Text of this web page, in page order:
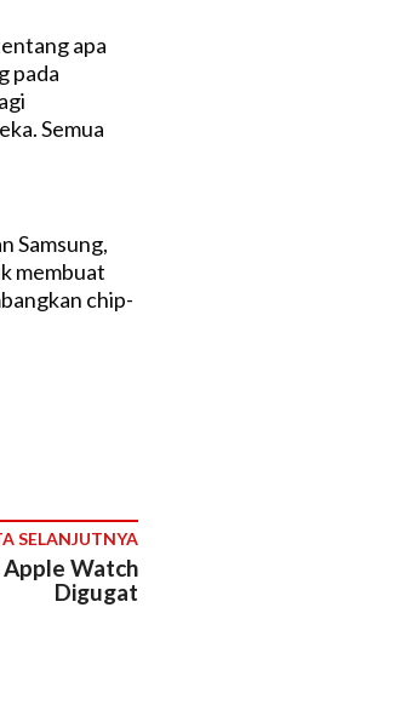
apa
pada
Semua
Samsung,
membuat
chip-
SELANJUTNYA
Apple Watch
Digugat